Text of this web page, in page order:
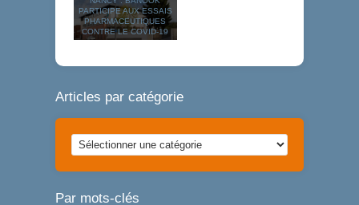
PARTICIPE AUX ESSAIS
PHARMACEUTIQUES
CONTRE LE COVID-19
Articles par catégorie
Articles
par
catégorie
Par mots-clés